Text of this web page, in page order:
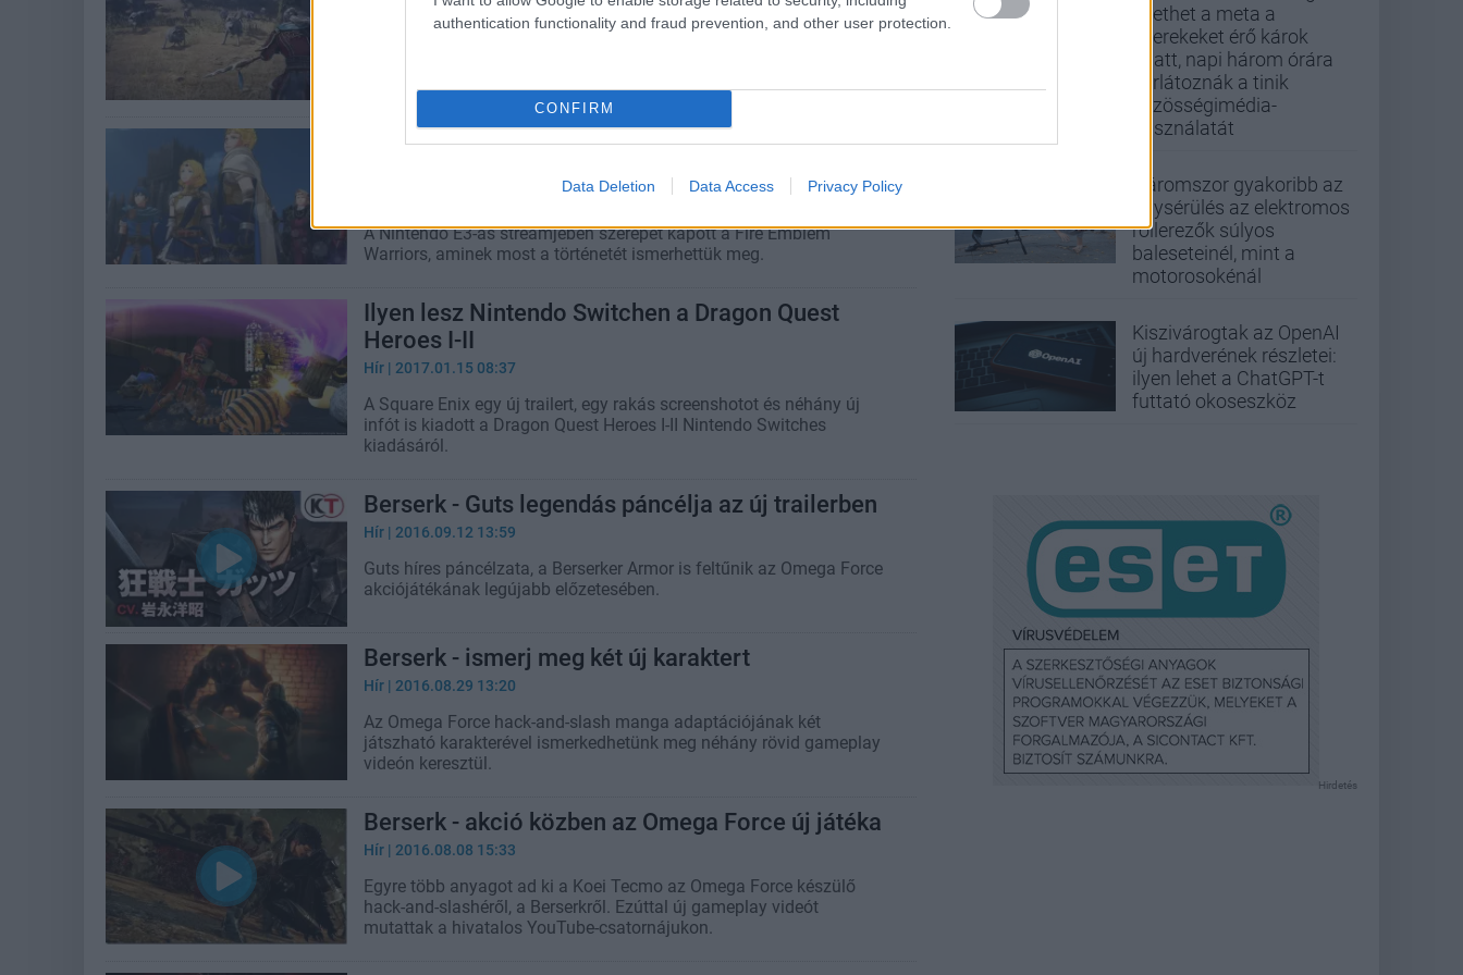
authentication functionality and fraud prevention, and other user protection.
CONFIRM
Data Deletion Data Access Privacy Policy
| 2017.08.05 07:55
E3 2017 - összegyűltek a széria hősei a Fire
A Nintendo E3-as streamjében szerepet kapott a Fire Emblem
Warriors, aminek most a történetét ismerhettük meg.
Ilyen lesz Nintendo Switchen a Dragon Quest
Heroes I-II
Hír | 2017.01.15 08:37
A Square Enix egy új trailert, egy rakás screenshotot és néhány új
infót is kiadott a Dragon Quest Heroes I-II Nintendo Switches
kiadásáról.
Berserk - Guts legendás páncélja az új trailerben
Hír | 2016.09.12 13:59
Guts híres páncélzata, a Berserker Armor is feltűnik az Omega Force
akciójátékának legújabb előzetesében.
Berserk - ismerj meg két új karaktert
Hír | 2016.08.29 13:20
Az Omega Force hack-and-slash manga adaptációjának két
játszható karakterével ismerkedhetünk meg néhány rövid gameplay
videón keresztül.
Berserk - akció közben az Omega Force új játéka
Hír | 2016.08.08 15:33
Egyre több anyagot ad ki a Koei Tecmo az Omega Force készülő
hack-and-slashéről, a Berserkről. Ezúttal új gameplay videót
mutattak a hivatalos YouTube-csatornájukon.
fizethet a meta a
gyerekeket érő károk
miatt, napi három órára
korlátoznák a tinik
közösségimédia-
használatát
Háromszor gyakoribb az
agysérülés az elektromos
rollerezők súlyos
baleseteinél, mint a
motorosokénál
Kiszivárogtak az OpenAI
új hardverének részletei:
ilyen lehet a ChatGPT-t
futtató okoseszköz
Hirdetés